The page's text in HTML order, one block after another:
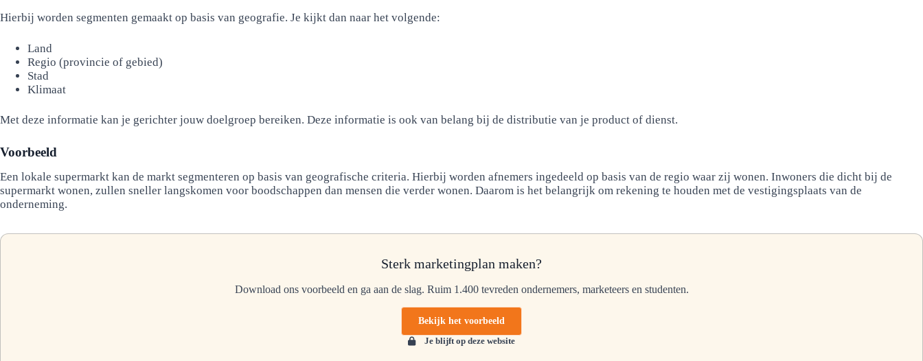
Hierbij worden segmenten gemaakt op basis van geografie. Je kijkt dan naar het volgende:
Land
Regio (provincie of gebied)
Stad
Klimaat
Met deze informatie kan je gerichter jouw doelgroep bereiken. Deze informatie is ook van belang bij de distributie van je product of dienst.
Voorbeeld
Een lokale supermarkt kan de markt segmenteren op basis van geografische criteria. Hierbij worden afnemers ingedeeld op basis van de regio waar zij wonen. Inwoners die dicht bij de
supermarkt wonen, zullen sneller langskomen voor boodschappen dan mensen die verder wonen. Daarom is het belangrijk om rekening te houden met de vestigingsplaats van de
onderneming.
Sterk marketingplan maken?
Download ons voorbeeld en ga aan de slag. Ruim 1.400 tevreden ondernemers, marketeers en studenten.
Bekijk het voorbeeld
Je blijft op deze website